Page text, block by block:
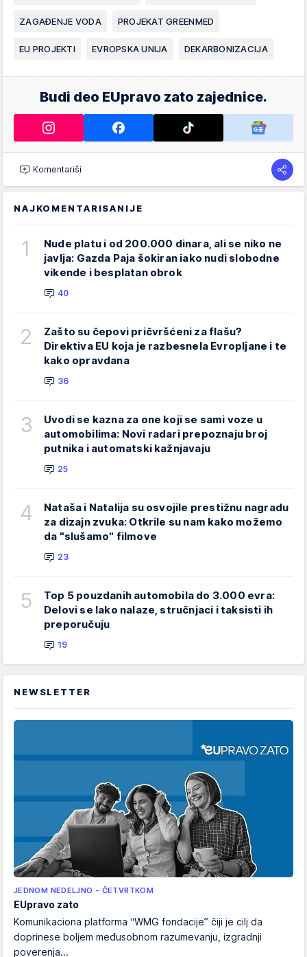
ZAGAĐENJE VODA PROJEKAT GREENMED
EU PROJEKTI EVROPSKA UNIJA DEKARBONIZACIJA
Budi deo EUpravo zato zajednice.
Komentariši
NAJKOMENTARISANIJE
1
Nude platu i od 200.000 dinara, ali se niko ne
javlja: Gazda Paja šokiran iako nudi slobodne
vikende i besplatan obrok
40
2
Zašto su čepovi pričvršćeni za flašu?
Direktiva EU koja je razbesnela Evropljane i te
kako opravdana
36
3
Uvodi se kazna za one koji se sami voze u
automobilima: Novi radari prepoznaju broj
putnika i automatski kažnjavaju
25
4
Nataša i Natalija su osvojile prestižnu nagradu
za dizajn zvuka: Otkrile su nam kako možemo
da "slušamo" filmove
23
5
Top 5 pouzdanih automobila do 3.000 evra:
Delovi se lako nalaze, stručnjaci i taksisti ih
preporučuju
19
NEWSLETTER
JEDNOM NEDELJNO - ČETVRTKOM
EUpravo zato
Komunikaciona platforma “WMG fondacije” čiji je cilj da
doprinese boljem međusobnom razumevanju, izgradnji
poverenja...